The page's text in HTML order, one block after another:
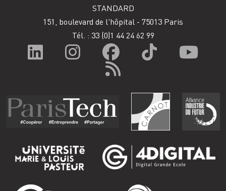
STANDARD
151, boulevard de l'hôpital - 75013 Paris
Tél. : 33 (0)1 44 24 62 99